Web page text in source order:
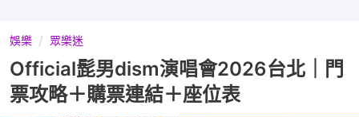
娛樂 眾樂迷
Official髭男dism演唱會2026台北｜門
票攻略＋購票連結＋座位表